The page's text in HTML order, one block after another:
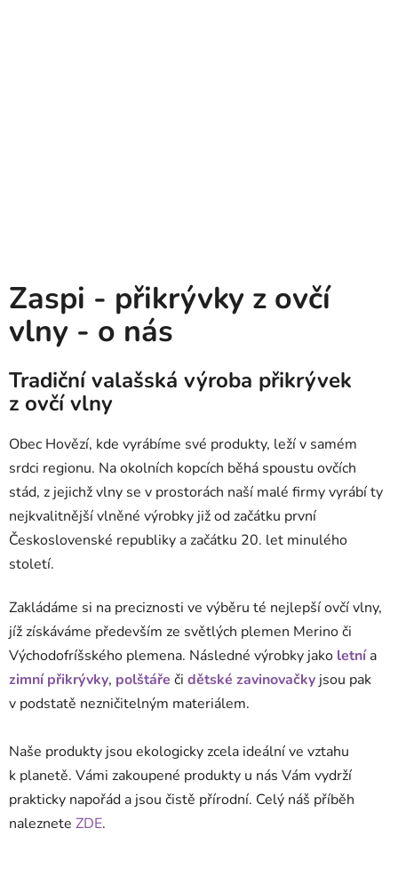
Zaspi - přikrývky z ovčí
vlny - o nás
Tradiční valašská výroba přikrývek
z ovčí vlny
Obec Hovězí, kde vyrábíme své produkty, leží v samém
srdci regionu. Na okolních kopcích běhá spoustu ovčích
stád, z jejichž vlny se v prostorách naší malé firmy vyrábí ty
nejkvalitnější vlněné výrobky již od začátku první
Československé republiky a začátku 20. let minulého
století.
Zakládáme si na preciznosti ve výběru té nejlepší ovčí vlny,
jíž získáváme především ze světlých plemen Merino či
Východofríšského plemena. Následné výrobky jako letnía
zimní přikrývky, polštáře či dětské zavinovačky jsou pak
v podstatě nezničitelným materiálem.
Naše produkty jsou ekologicky zcela ideální ve vztahu
k planetě. Vámi zakoupené produkty u nás Vám vydrží
prakticky napořád a jsou čistě přírodní. Celý náš příběh
naleznete ZDE.